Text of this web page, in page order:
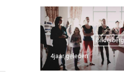
Bilderberg
4jaar geleden